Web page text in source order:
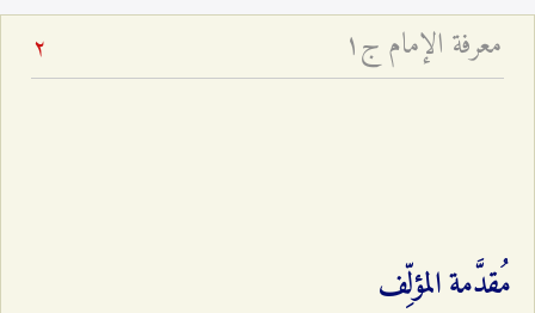
معرفة الإمام ج۱ 2
مُقدَّمة المؤلِّف‌